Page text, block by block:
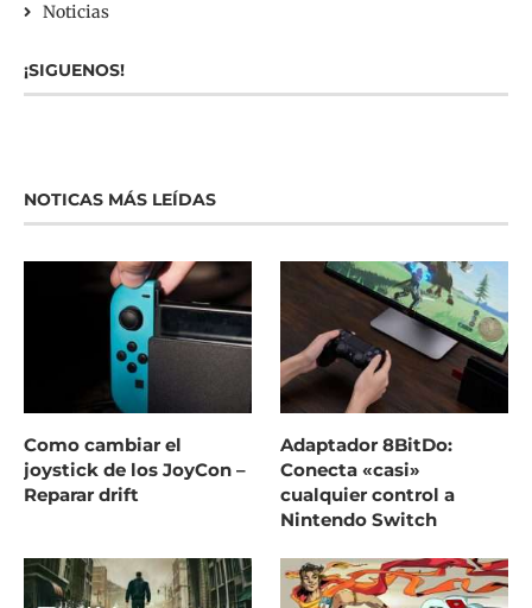
Noticias
¡SIGUENOS!
NOTICAS MÁS LEÍDAS
Como cambiar el
joystick de los JoyCon –
Reparar drift
Adaptador 8BitDo:
Conecta «casi»
cualquier control a
Nintendo Switch